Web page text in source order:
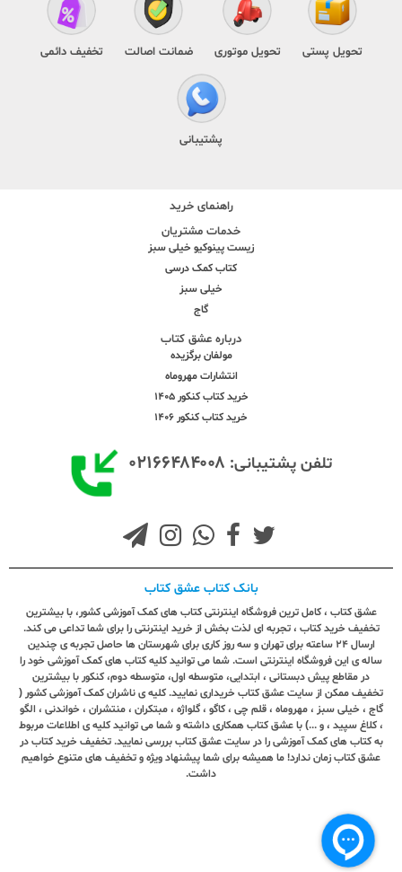
تحویل پستی تحویل موتوری ضمانت اصالت تخفیف دائمی
پشتیبانی
راهنمای خرید
خدمات مشتریان
زیست پینوکیو خیلی سبز
کتاب کمک درسی
خیلی سبز
گاج
درباره عشق کتاب
مولفان برگزیده
انتشارات مهروماه
خرید کتاب کنکور 1405
خرید کتاب کنکور 1406
تلفن پشتیبانی: ۰۲۱۶۶۴۸۴۰۰۸
بانک کتاب عشق کتاب
عشق کتاب ، کامل ترین فروشگاه اینترنتی کتاب های کمک آموزشی کشور، با بیشترین
تخفیف خرید کتاب ، تجربه ای لذت بخش از خرید اینترنتی را برای شما تداعی می کند.
ارسال ٢٤ ساعته برای تهران و سه روز کاری برای شهرستان ها حاصل تجربه ی چندین
ساله ی این فروشگاه اینترنتی است. شما می توانید کلیه کتاب های کمک آموزشی خود را
در مقاطع پیش دبستانی ، ابتدایی، متوسطه اول، متوسطه دوم، کنکور با بیشترین
تخفیف ممکن از سایت عشق کتاب خریداری نمایید. کلیه ی ناشران کمک آموزشی کشور (
گاج ، خیلی سبز ، مهروماه ، قلم چی ، کاگو ، گلواژه ، مبتکران ، منتشران ، خواندنی ، الگو
، کلاغ سپید ، و ...) با عشق کتاب همکاری داشته و شما می توانید کلیه ی اطلاعات مربوط
به کتاب های کمک آموزشی را در سایت عشق کتاب بررسی نمایید. تخفیف خرید کتاب در
عشق کتاب زمان ندارد! ما همیشه برای شما پیشنهاد ویژه و تخفیف های متنوع خواهیم
داشت.